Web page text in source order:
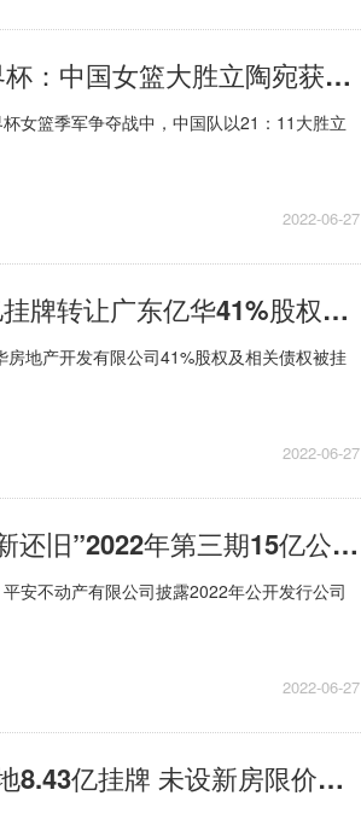
天天新消息丨三人篮球世界杯：中国女篮大胜立陶宛获得季军
女篮季军争夺战中，中国队以21：11大胜立
2022-06-27
世界速递！珠江股份15.8亿挂牌转让广东亿华41%股权及相关债权
地产开发有限公司41%股权及相关债权被挂
2022-06-27
当前观察：平安不动产“借新还旧”2022年第三期15亿公司债票面利率定为4.10%
安不动产有限公司披露2022年公开发行公司
2022-06-27
今日热议：南通启东2宗宅地8.43亿挂牌 未设新房限价将于7月26日出让